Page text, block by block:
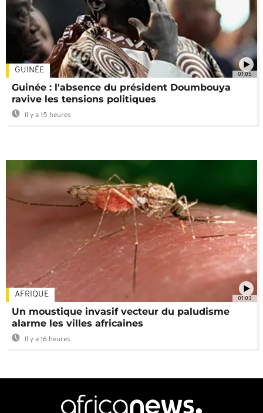
01:05
GUINÉE
Guinée : l'absence du président Doumbouya
ravive les tensions politiques
Il y a 15 heures
01:03
AFRIQUE
Un moustique invasif vecteur du paludisme
alarme les villes africaines
Il y a 16 heures